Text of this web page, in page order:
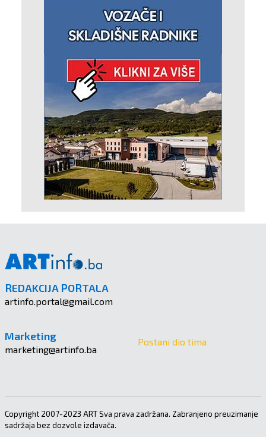
REDAKCIJA PORTALA
artinfo.portal@gmail.com
Marketing
marketing@artinfo.ba
Postani dio tima
Copyright 2007-2023 ART Sva prava zadržana. Zabranjeno preuzimanje
sadržaja bez dozvole izdavača.